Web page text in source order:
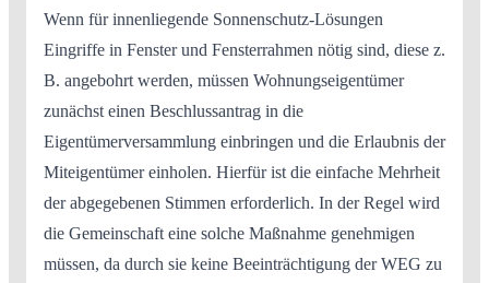
Wenn für innenliegende Sonnenschutz-Lösungen
Eingriffe in Fenster und Fensterrahmen nötig sind, diese z.
B. angebohrt werden, müssen Wohnungseigentümer
zunächst einen Beschlussantrag in die
Eigentümerversammlung einbringen und die Erlaubnis der
Miteigentümer einholen. Hierfür ist die einfache Mehrheit
der abgegebenen Stimmen erforderlich. In der Regel wird
die Gemeinschaft eine solche Maßnahme genehmigen
müssen, da durch sie keine Beeinträchtigung der WEG zu